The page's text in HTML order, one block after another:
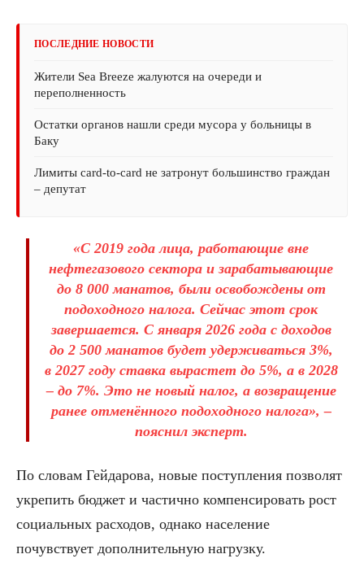
ПОСЛЕДНИЕ НОВОСТИ
Жители Sea Breeze жалуются на очереди и
переполненность
Остатки органов нашли среди мусора у больницы в
Баку
Лимиты card-to-card не затронут большинство граждан
– депутат
«С 2019 года лица, работающие вне
нефтегазового сектора и зарабатывающие
до 8 000 манатов, были освобождены от
подоходного налога. Сейчас этот срок
завершается. С января 2026 года с доходов
до 2 500 манатов будет удерживаться 3%,
в 2027 году ставка вырастет до 5%, а в 2028
– до 7%. Это не новый налог, а возвращение
ранее отменённого подоходного налога», –
пояснил эксперт.
По словам Гейдарова, новые поступления позволят
укрепить бюджет и частично компенсировать рост
социальных расходов, однако население
почувствует дополнительную нагрузку.